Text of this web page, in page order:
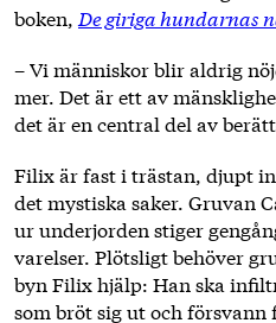
boken, De giriga hundarnas
– Vi människor blir aldrig
mer. Det är ett av
det är en central del av
Filix är fast i trästan, djupt
det mystiska saker. Gruvan
ur underjorden stiger
varelser. Plötsligt behöver
byn Filix hjälp: Han ska
som bröt sig ut och